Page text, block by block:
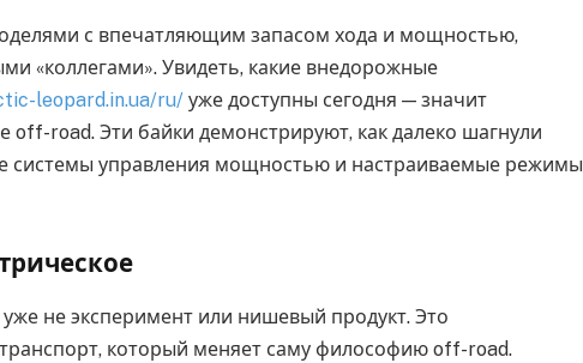
с впечатляющим запасом хода и мощностью,
«коллегами». Увидеть, какие внедорожные
leopard.in.ua/ru/ уже доступны сегодня — значит
road. Эти байки демонстрируют, как далеко шагнули
системы управления мощностью и настраиваемые режимы
не эксперимент или нишевый продукт. Это
который меняет саму философию off-road.